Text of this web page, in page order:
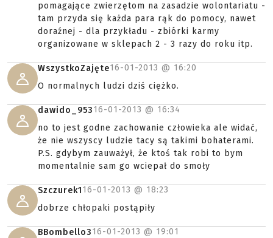
pomagające zwierzętom na zasadzie wolontariatu -
tam przyda się każda para rąk do pomocy, nawet
doraźnej - dla przykładu - zbiórki karmy
organizowane w sklepach 2 - 3 razy do roku itp.
WszystkoZajęte16-01-2013 @ 16:20
O normalnych ludzi dziś ciężko.
dawido_95316-01-2013 @ 16:34
no to jest godne zachowanie człowieka ale widać,
że nie wszyscy ludzie tacy są takimi bohaterami.
P.S. gdybym zauważył, że ktoś tak robi to bym
momentalnie sam go wciepał do smoły
Szczurek116-01-2013 @ 18:23
dobrze chłopaki postąpiły
BBombello316-01-2013 @ 19:01